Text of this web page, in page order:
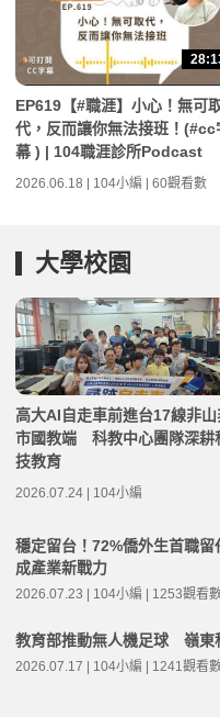
EP619【#職涯】小心！無可
代，反而讓你無法接班！(#cc
幕 ) | 104職涯診所Podcast
2026.06.18 | 104小編 | 60觀看數
大學校園
高大AI自走車前進台17線非山
市國教端 科教中心團隊深耕
技教育
2026.07.24 | 104小編
穩定留台！72%僑外生首職留
成產業新戰力
2026.07.23 | 104小編 | 1253觀看
教育部推動無人機足球 嶺東
2026.07.17 | 104小編 | 1241觀看